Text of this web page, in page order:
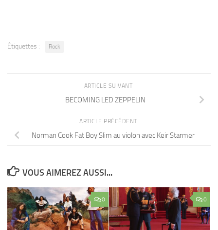
Étiquettes : Rock
ARTICLE SUIVANT
BECOMING LED ZEPPELIN
ARTICLE PRÉCÉDENT
Norman Cook Fat Boy Slim au violon avec Keir Starmer
VOUS AIMEREZ AUSSI...
0 0